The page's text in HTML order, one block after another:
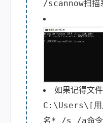
/scannow扫描
如果记得文
C:\Users\[用
名* /s /a命